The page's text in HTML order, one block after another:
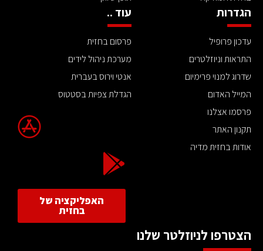
הגדרות
עדכון פרופיל
התראות וניוזלטרים
שדרוג למנוי פרימיום
המייל האדום
פרסמו אצלנו
תקנון האתר
אודות בחזית מדיה
עוד ..
פרסום בחזית
מערכת ניהול לידים
אנטי וירוס בעברית
הגדלת צפיות בסטטוס
האפליקציה של
בחזית
הצטרפו לניוזלטר שלנו